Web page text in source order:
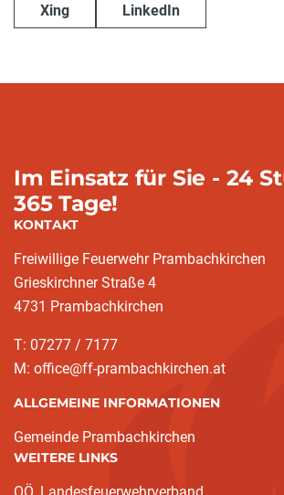
Xing LinkedIn
Im Einsatz für Sie - 24
365 Tage!
KONTAKT
Freiwillige Feuerwehr Prambachkirchen
Grieskirchner Straße 4
4731 Prambachkirchen
T: 07277 / 7177
M: office@ff-prambachkirchen.at
ALLGEMEINE INFORMATIONEN
Gemeinde Prambachkirchen
WEITERE LINKS